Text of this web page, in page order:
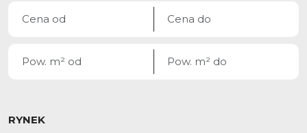
RYNEK